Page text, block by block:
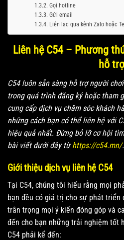
Gọi hotline
Gửi email
Liên lạc qua kênh Zalo hoặc
Liên hệ C54 – Phương
hỗ trợ
C54 luôn sẵn sàng hỗ trợ người
trong quá trình đăng ký hoặc tham
cung cấp dịch vụ chăm sóc khách
những cách bạn có thể liên hệ với
hiệu quả nhất. Đừng bỏ lỡ cơ hội
bài viết dưới đây từhttps://c54.mn/.
Giới thiệu dịch vụ liên hệ C54
Tại C54, chúng tôi hiểu rằng mọi
bạn đều có giá trị cho sự phát triển
trân trọng mọi ý kiến ​​đóng góp và
đến cho bạn những trải nghiệm tốt
C54 phải kể đến: